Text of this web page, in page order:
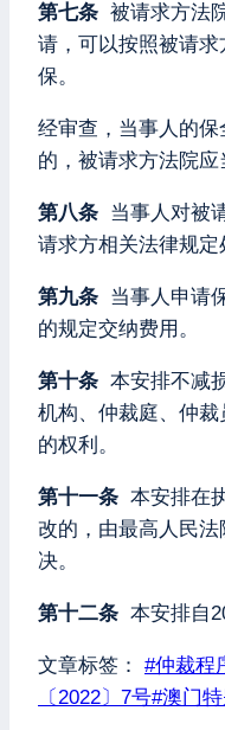
第七条 被请求方法
请，可以按照被请
保。
经审查，当事人的
的，被请求方法院应
第八条 当事人对被
请求方相关法律规定
第九条 当事人申请
的规定交纳费用。
第十条 本安排不减
机构、仲裁庭、仲
的权利。
第十一条 本安排在
改的，由最高人民
决。
第十二条 本安排自
文章标签： #仲裁程
〔2022〕7号#澳门